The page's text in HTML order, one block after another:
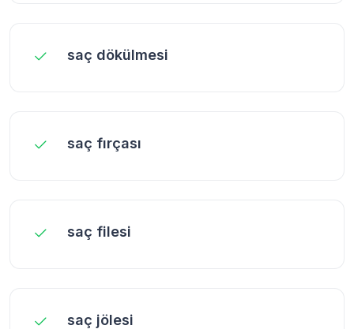
saç dökülmesi
saç fırçası
saç filesi
saç jölesi